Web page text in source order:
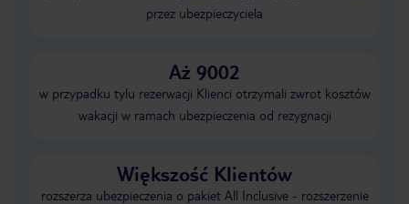
przez ubezpieczyciela
Aż 9002
w przypadku tylu rezerwacji Klienci otrzymali zwrot kosztów
wakacji w ramach ubezpieczenia od rezygnacji
Większość Klientów
rozszerza ubezpieczenia o pakiet All Inclusive - rozszerzenie